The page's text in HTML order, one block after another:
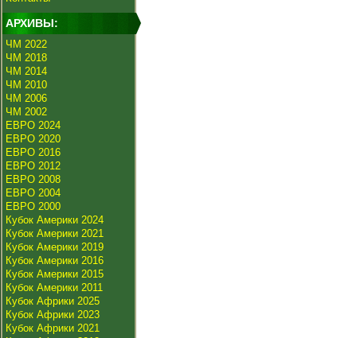
АРХИВЫ:
ЧМ 2022
ЧМ 2018
ЧМ 2014
ЧМ 2010
ЧМ 2006
ЧМ 2002
ЕВРО 2024
ЕВРО 2020
ЕВРО 2016
ЕВРО 2012
ЕВРО 2008
ЕВРО 2004
ЕВРО 2000
Кубок Америки 2024
Кубок Америки 2021
Кубок Америки 2019
Кубок Америки 2016
Кубок Америки 2015
Кубок Америки 2011
Кубок Африки 2025
Кубок Африки 2023
Кубок Африки 2021